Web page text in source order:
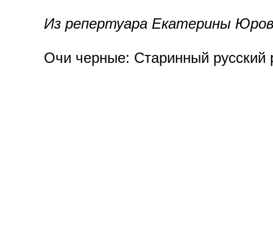
Из репертуара Екатерины
Очи черные: Старинный